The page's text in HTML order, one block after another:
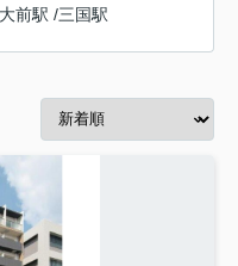
前駅 /三国駅